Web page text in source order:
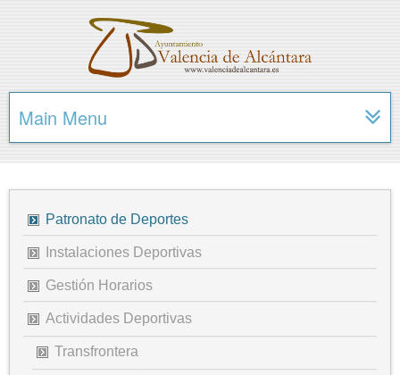
Main Menu
Patronato de Deportes
Instalaciones Deportivas
Gestión Horarios
Actividades Deportivas
Transfrontera